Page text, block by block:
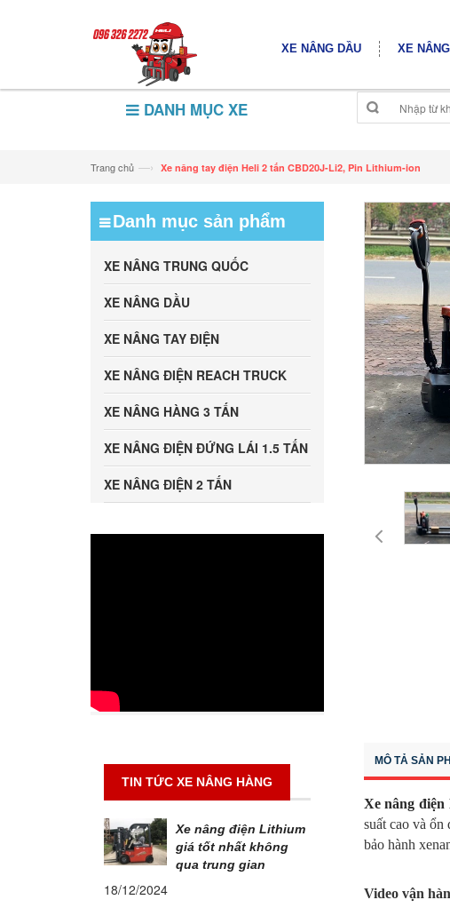
XE NÂNG DẦU XE
DANH MỤC XE
Trang chủ —› Xe nâng tay điện Heli 2 tấn CBD20J-Li2, Pin Lithium-ion
Danh mục sản phẩm
XE NÂNG TRUNG QUỐC
XE NÂNG DẦU
XE NÂNG TAY ĐIỆN
XE NÂNG ĐIỆN REACH TRUCK
XE NÂNG HÀNG 3 TẤN
XE NÂNG ĐIỆN ĐỨNG LÁI 1.5 TẤN
XE NÂNG ĐIỆN 2 TẤN
TIN TỨC XE NÂNG HÀNG
Xe nâng điện Lithium
giá tốt nhất không
qua trung gian
18/12/2024
MÔ TẢ SẢN
Xe nâng
suất cao và
bảo hành
Video vận